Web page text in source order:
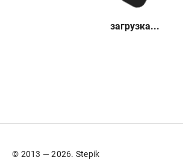
загрузка...
© 2013 — 2026. Stepik